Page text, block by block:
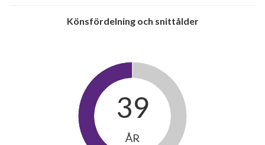
Könsfördelning och snittålder
39
ÅR